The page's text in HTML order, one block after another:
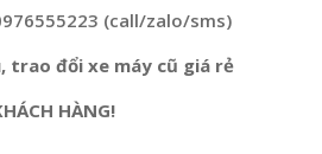
(call/zalo/sms)
trao đổi xe máy cũ giá rẻ
HÀNG!